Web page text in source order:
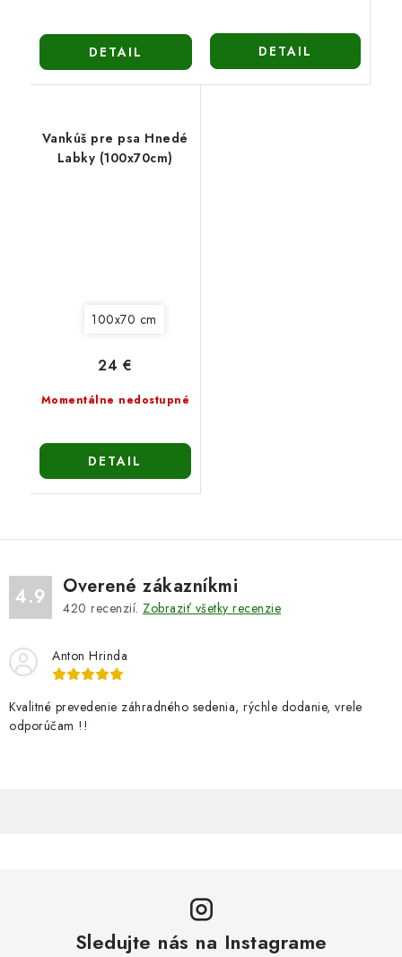
DETAIL DETAIL
Vankúš pre psa Hnedé
Labky (100x70cm)
100x70 cm
Momentálne nedostupné
24 €
DETAIL
4.9 Overené zákazníkmi
420 recenzií. Zobraziť všetky recenzie
Anton Hrinda
Kvalitné prevedenie záhradného sedenia, rýchle dodanie, vrele
odporúčam !!
Sledujte nás na Instagrame